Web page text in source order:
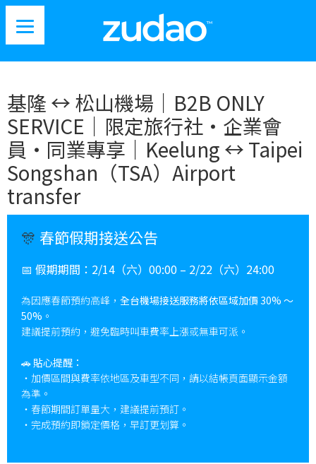
基隆 ↔︎ 松山機場｜B2B ONLY
SERVICE｜限定旅行社・企業會
員・同業專享｜Keelung ↔︎ Taipei
Songshan（TSA）Airport
transfer
🎊 春節假期接送公告
📅 假期期間： 2/14（六）00:00 – 2/22（六）24:00
為因應春節預約高峰， 全台機場接送服務將依區域加價 30% ～
50% 。
建議提前預約，避免臨時叫車費率上漲或無車可派。
🚗 貼心提醒：
・加價區間與費率依地區及車型不同，請以結帳頁面顯示金額
為準。
・春節期間訂單量大，建議提前預訂。
・完成預約即鎖定價格，早訂更划算。